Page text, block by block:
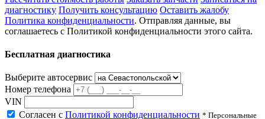
диагностику Получить консультацию Оставить жалобу
Политика конфиденциальности. Отправляя данные, вы
соглашаетесь с Политикой конфиденциальности этого сайта.
Бесплатная диагностика
Выберите автосервис
Номер телефона
VIN
Согласен с Политикой конфиденциальности * Персональные